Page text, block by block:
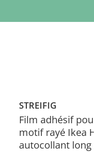
STREIFIG
Film adhésif
motif rayé Ikea
autocollant long